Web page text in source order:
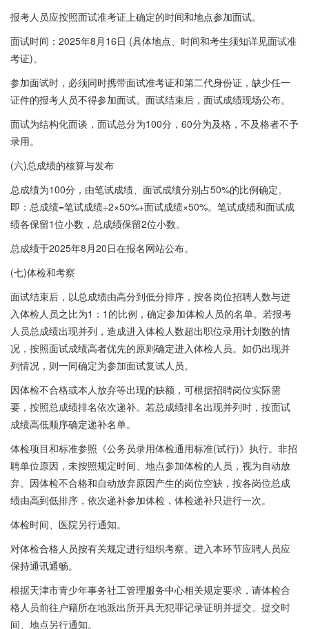
报考人员应按照面试准考证上确定的时间和地点参加面试。
面试时间：2025年8月16日 (具体地点、时间和考生须知详见面试准
考证)。
参加面试时，必须同时携带面试准考证和第二代身份证，缺少任一
证件的报考人员不得参加面试。面试结束后，面试成绩现场公布。
面试为结构化面谈，面试总分为100分，60分为及格，不及格者不予
录用。
(六)总成绩的核算与发布
总成绩为100分，由笔试成绩、面试成绩分别占50%的比例确定。
即：总成绩=笔试成绩÷2×50%+面试成绩×50%。笔试成绩和面试成
绩各保留1位小数，总成绩保留2位小数。
总成绩于2025年8月20日在报名网站公布。
(七)体检和考察
面试结束后，以总成绩由高分到低分排序，按各岗位招聘人数与进
入体检人员之比为1：1的比例，确定参加体检人员的名单。若报考
人员总成绩出现并列，造成进入体检人数超出职位录用计划数的情
况，按照面试成绩高者优先的原则确定进入体检人员。如仍出现并
列情况，则一同确定为参加面试复试人员。
因体检不合格或本人放弃等出现的缺额，可根据招聘岗位实际需
要，按照总成绩排名依次递补。若总成绩排名出现并列时，按面试
成绩高低顺序确定递补名单。
体检项目和标准参照《公务员录用体检通用标准(试行)》执行。非招
聘单位原因，未按照规定时间、地点参加体检的人员，视为自动放
弃。因体检不合格和自动放弃原因产生的岗位空缺，按各岗位总成
绩由高到低排序，依次递补参加体检，体检递补只进行一次。
体检时间、医院另行通知。
对体检合格人员按有关规定进行组织考察。进入本环节应聘人员应
保持通讯通畅。
根据天津市青少年事务社工管理服务中心相关规定要求，请体检合
格人员前往户籍所在地派出所开具无犯罪记录证明并提交。提交时
间、地点另行通知。